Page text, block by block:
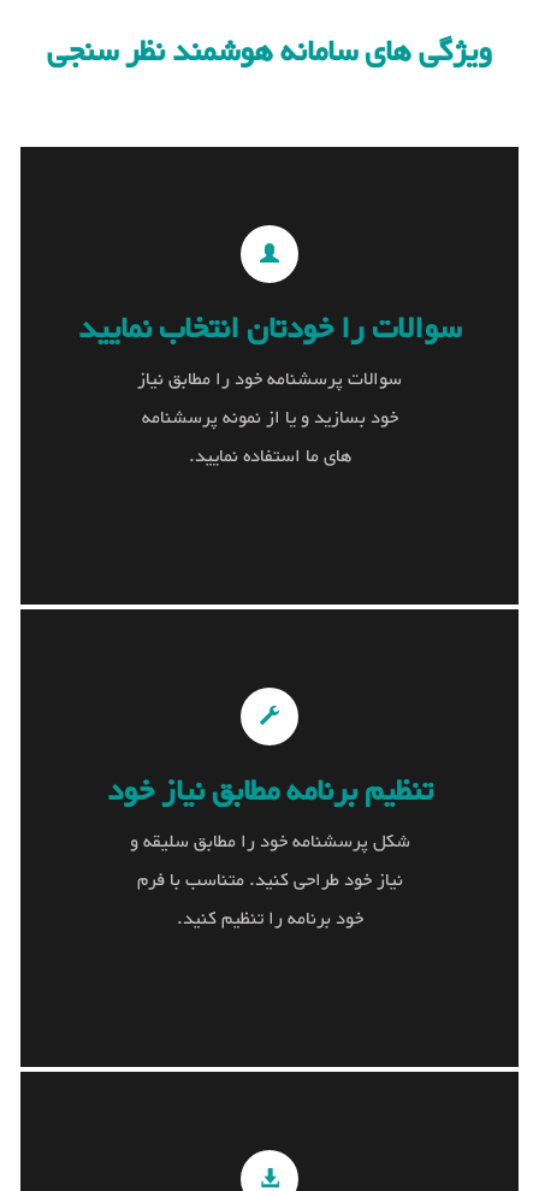
ویژگی های سامانه هوشمند نظر سنجی
سوالات را خودتان انتخاب نمایید
سوالات پرسشنامه خود را مطابق نیاز
خود بسازید و یا از نمونه پرسشنامه
های ما استفاده نمایید.
سوالات را خودتان انتخاب
نمایید
سوالات پرسشنامه خود را مطابق نیاز خود بسازید و
یا از نمونه پرسشنامه های ما استفاده نمایید.
تنظیم برنامه مطابق نیاز خود
شکل پرسشنامه خود را مطابق سلیقه و
نیاز خود طراحی کنید. متناسب با فرم
خود برنامه را تنظیم کنید.
تنظیم برنامه مطابق نیاز خود
شکل پرسشنامه خود را مطابق سلیقه و نیاز خود
طراحی کنید. متناسب با فرم خود برنامه را تنظیم
کنید.